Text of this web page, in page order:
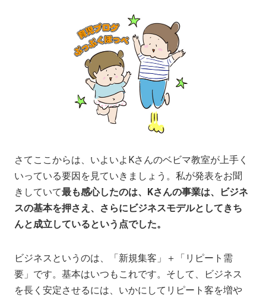
さてここからは、いよいよKさんのベビマ教室が上手く
いっている要因を見ていきましょう。私が発表をお聞
きしていて最も感心したのは、Kさんの事業は、ビジネ
スの基本を押さえ、さらにビジネスモデルとしてきち
んと成立しているという点でした。
ビジネスというのは、「新規集客」＋「リピート需
要」です。基本はいつもこれです。そして、ビジネス
を長く安定させるには、いかにしてリピート客を増や